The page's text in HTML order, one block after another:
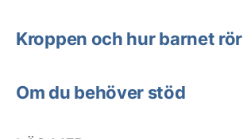
Kroppen och hur barnet rör
Om du behöver stöd